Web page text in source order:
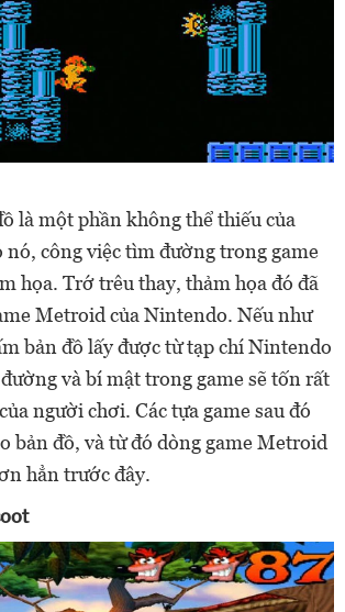
là một phần không thể thiếu của
nó, công việc tìm đường trong game
họa. Trớ trêu thay, thảm họa đó đã
Metroid của Nintendo. Nếu như
bản đồ lấy được từ tạp chí Nintendo
và bí mật trong game sẽ tốn rất
người chơi. Các tựa game sau đó
bản đồ, và từ đó dòng game Metroid
hẳn trước đây.